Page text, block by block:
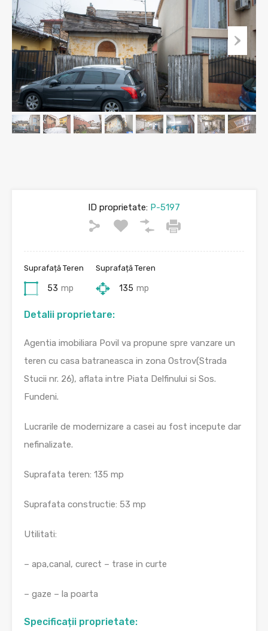
ID proprietate: P-5197
Suprafață Teren
53 mp
Suprafață Teren
135 mp
Detalii proprietare:
Agentia imobiliara Povil va propune spre vanzare un
teren cu casa batraneasca in zona Ostrov(Strada
Stucii nr. 26), aflata intre Piata Delfinului si Sos.
Fundeni.
Lucrarile de modernizare a casei au fost incepute dar
nefinalizate.
Suprafata teren: 135 mp
Suprafata constructie: 53 mp
Utilitati:
– apa,canal, curect – trase in curte
– gaze – la poarta
Specificații proprietate: